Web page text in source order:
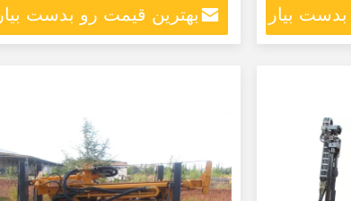
بیار بهترین قیمت رو بدست بیار